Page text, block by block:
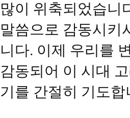
많이 위축되었습니
말씀으로 감동시키
니다. 이제 우리를
감동되어 이 시대
기를 간절히 기도합